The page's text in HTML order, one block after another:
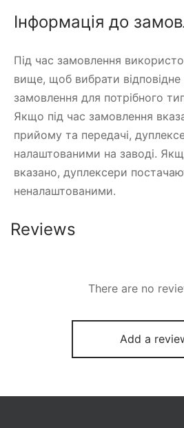
Інформація до
Під час замовлення
вище, щоб вибрати відповідне
замовлення для потрібного
Якщо під час замовлення
прийому та передачі,
налаштованими на заводі.
вказано, дуплексери
неналаштованими.
Reviews
There are no
Add a